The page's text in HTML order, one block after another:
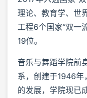
理论、教育学、世
工程6个国家“双一
19位。
音乐与舞蹈学院前
系，创建于1946
的发展，学院现已